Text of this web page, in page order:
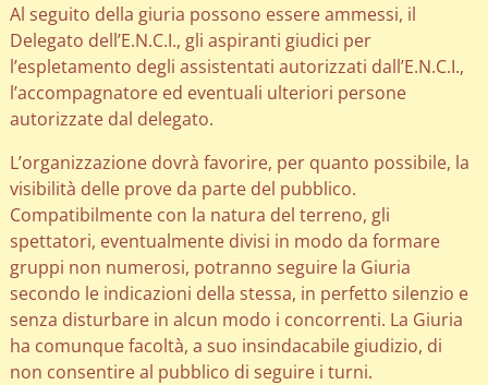
Al seguito della giuria possono essere ammessi, il
Delegato dell’E.N.C.I., gli aspiranti giudici per
l’espletamento degli assistentati autorizzati dall’E.N.C.I.,
l’accompagnatore ed eventuali ulteriori persone
autorizzate dal delegato.
L’organizzazione dovrà favorire, per quanto possibile, la
visibilità delle prove da parte del pubblico.
Compatibilmente con la natura del terreno, gli
spettatori, eventualmente divisi in modo da formare
gruppi non numerosi, potranno seguire la Giuria
secondo le indicazioni della stessa, in perfetto silenzio e
senza disturbare in alcun modo i concorrenti. La Giuria
ha comunque facoltà, a suo insindacabile giudizio, di
non consentire al pubblico di seguire i turni.